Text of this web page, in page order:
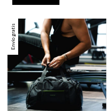
Envío gratis